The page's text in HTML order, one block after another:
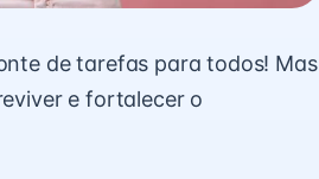
de tarefas para todos! Mas
e fortalecer o